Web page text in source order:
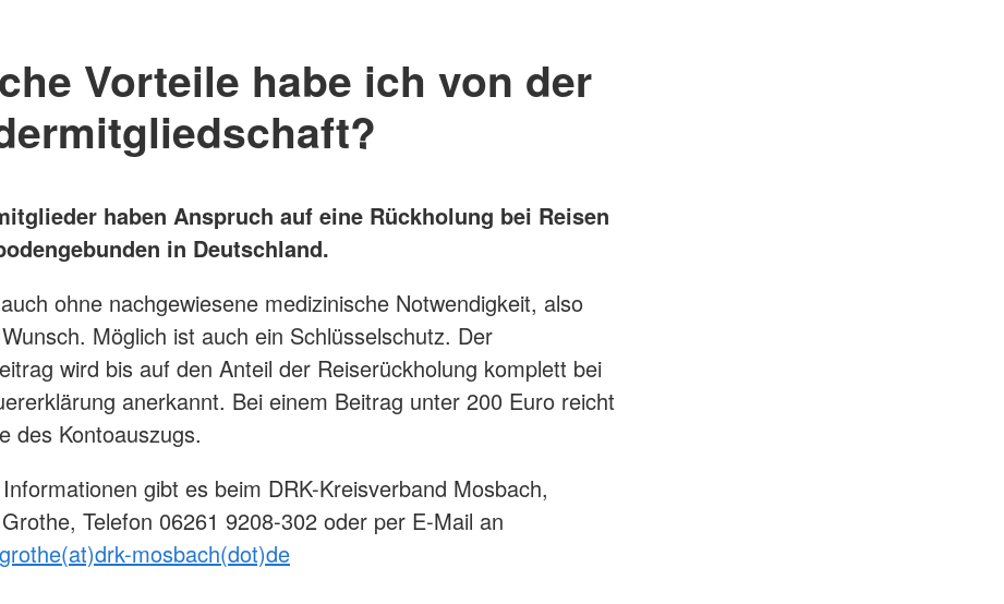
Vorteile habe ich von der
haben Anspruch auf eine Rückholung bei Reisen
in Deutschland.
ohne nachgewiesene medizinische Notwendigkeit, also
Möglich ist auch ein Schlüsselschutz. Der
wird bis auf den Anteil der Reiserückholung komplett bei
anerkannt. Bei einem Beitrag unter 200 Euro reicht
des Kontoauszugs.
gibt es beim DRK-Kreisverband Mosbach,
Telefon 06261 9208-302 oder per E-Mail an
mosbach(dot)de